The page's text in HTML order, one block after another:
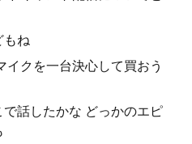
もね
イクを一台決心して買おう
話したかな どっかのエピ